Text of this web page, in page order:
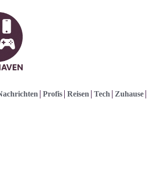
Profis Reisen Tech Zuhause